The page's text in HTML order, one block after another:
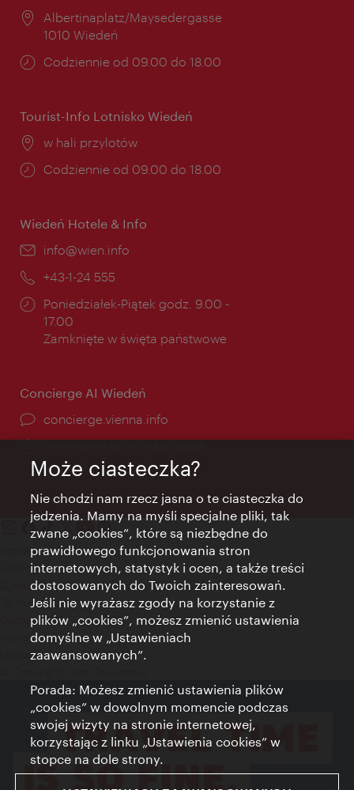
Miejsce:
Albertinaplatz/Maysedergasse
1010 Wiedeń
Godziny
Codziennie od 09.00 do 18.00
Tourist-Info Lotnisko Wiedeń
Miejsce:
w hali przylotów
Godziny
Codziennie od 09.00 do 18.00
Wiedeń Hotele & Info
E-
info@wien.info
Telefon:
+43-1-24 555
Godziny
otwarcia:
Poniedziałek-Piątek godz. 9.00 -
17.00
Zamknięte w święta państwowe
Concierge AI Wiedeń
concierge.vienna.info
Kontakt
Credits
Zgoda na przetwarzanie danych osobowych
Terms of Use
Dostępność
Kontakt prasowy
Ustawienia cookies
Może ciasteczka?
Nie chodzi nam rzecz jasna o te ciasteczka do
jedzenia. Mamy na myśli specjalne pliki, tak
zwane „cookies”, które są niezbędne do
prawidłowego funkcjonowania stron
internetowych, statystyk i ocen, a także treści
dostosowanych do Twoich zainteresowań.
Jeśli nie wyrażasz zgody na korzystanie z
plików „cookies”, możesz zmienić ustawienia
domyślne w „Ustawieniach
zaawansowanych”.
Porada: Możesz zmienić ustawienia plików
„cookies” w dowolnym momencie podczas
swojej wizyty na stronie internetowej,
korzystając z linku „Ustawienia cookies” w
stopce na dole strony.